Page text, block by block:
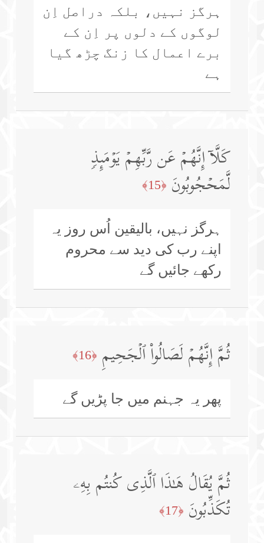
ہرگز نہیں، بلکہ دراصل اِن
لوگوں کے دلوں پر اِن کے
برے اعمال کا زنگ چڑھ گیا
ہے
كَلَّاۤ إِنَّهُمۡ عَن رَّبِّهِمۡ یَوۡمَىِٕذࣲ
لَّمَحۡجُوبُونَ ﴿15﴾
ہرگز نہیں، بالیقین اُس روز یہ
اپنے رب کی دید سے محروم
رکھے جائیں گے
ثُمَّ إِنَّهُمۡ لَصَالُوا۟ ٱلۡجَحِیمِ ﴿16﴾
پھر یہ جہنم میں جا پڑیں گے
ثُمَّ یُقَالُ هَـٰذَا ٱلَّذِی كُنتُم بِهِۦ
تُكَذِّبُونَ ﴿17﴾